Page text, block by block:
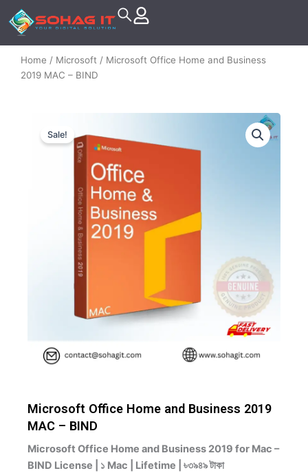
to
Home / Microsoft / Microsoft Office Home and Business
2019 MAC – BIND
Sale!
Microsoft Office Home and Business 2019
MAC – BIND
Microsoft Office Home and Business 2019 for Mac –
BIND License | ১ Mac | Lifetime | ৳৩৯৪৯ টাকা